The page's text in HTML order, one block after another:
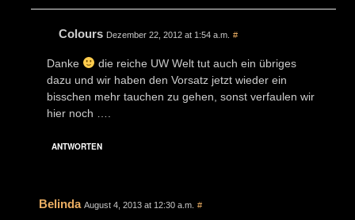
Colours Dezember 22, 2012 at 1:54 a.m. #
Danke
die reiche UW Welt tut auch ein übriges
dazu und wir haben den Vorsatz jetzt wieder ein
bisschen mehr tauchen zu gehen, sonst verfaulen wir
hier noch ….
ANTWORTEN
Belinda August 4, 2013 at 12:30 a.m. #